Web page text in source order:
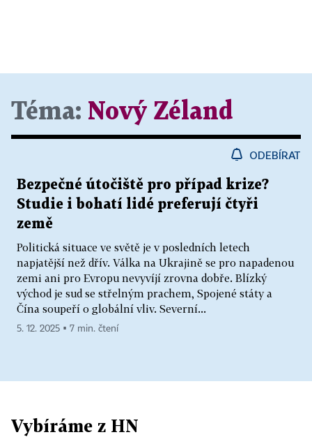
Téma: Nový Zéland
ODEBÍRAT
Bezpečné útočiště pro případ krize?
Studie i bohatí lidé preferují čtyři
země
Politická situace ve světě je v posledních letech
napjatější než dřív. Válka na Ukrajině se pro napadenou
zemi ani pro Evropu nevyvíjí zrovna dobře. Blízký
východ je sud se střelným prachem, Spojené státy a
Čína soupeří o globální vliv. Severní...
5. 12. 2025 ▪ 7 min. čtení
Vybíráme z HN